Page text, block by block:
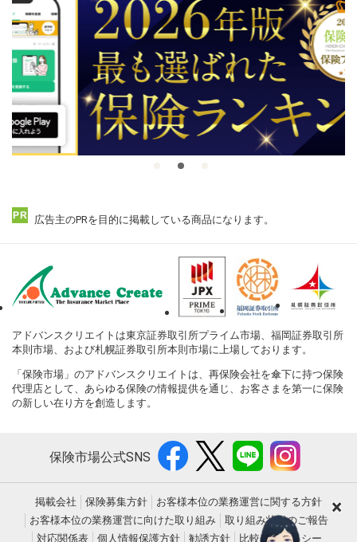
×
広告主のPRを目的に掲載している商品になります。
アドバンスクリエイトは東京証券取引所プライム市場、福岡証券取引所
本則市場、および札幌証券取引所本則市場に上場しております。
「保険市場」のアドバンスクリエイトは、再保険会社を傘下に持つ保険
代理店として、あらゆる保険の情報提供を通じ、お客さまを第一に保険
の新しい在り方を創造します。
保険市場公式SNS
掲載会社 保険募集方針
お客様本位の業務運営に関する方針
お客様本位の業務運営に向けた取り組み
取り組み状況のご報告
対応関係表
個人情報保護方針 勧誘方針 比較表示ポリシー